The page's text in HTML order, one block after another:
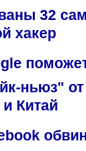
32
хакер
ньюз" от
Китай